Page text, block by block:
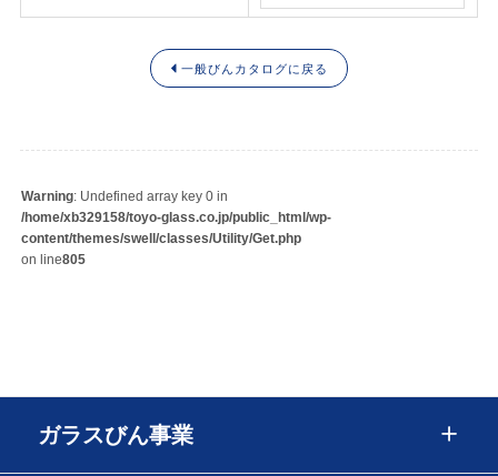
一般びんカタログに戻る
Warning: Undefined array key 0 in
/home/xb329158/toyo-glass.co.jp/public_html/wp-
content/themes/swell/classes/Utility/Get.php
on line805
ガラスびん事業